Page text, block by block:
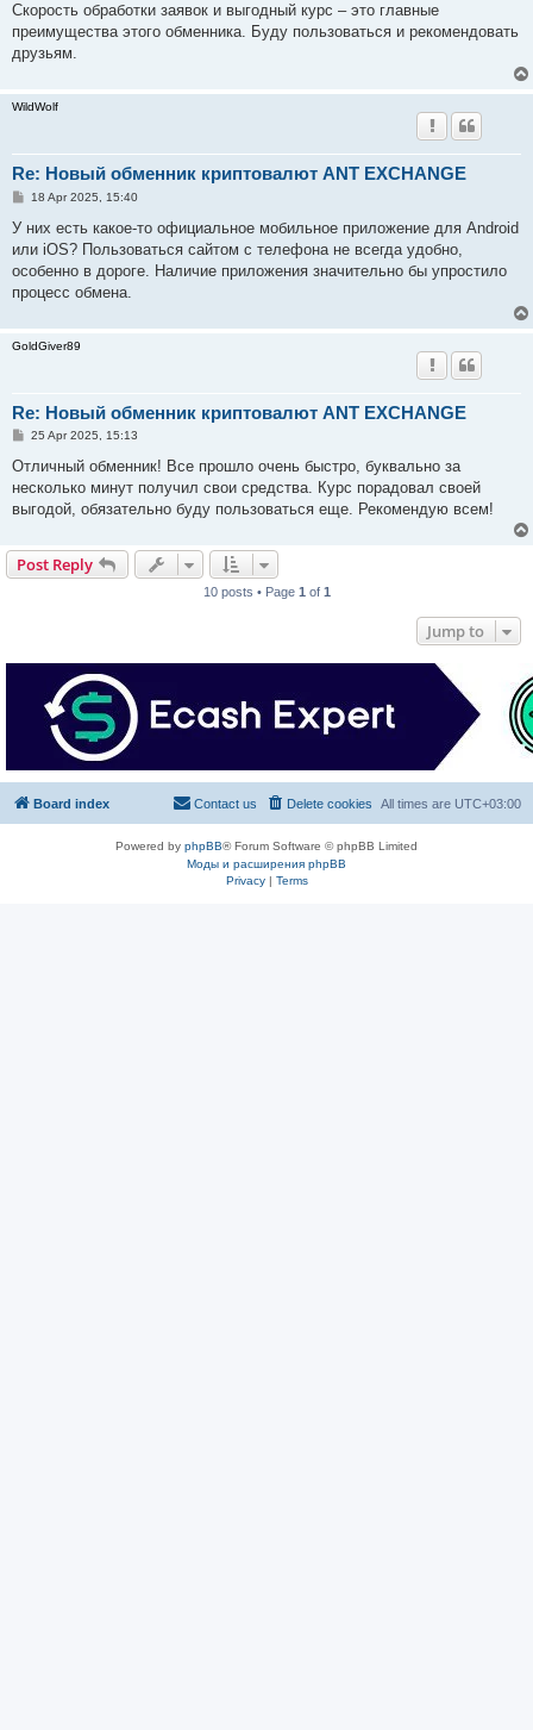
s
Скорость обработки заявок и выгодный курс – это главные
преимущества этого обменника. Буду пользоваться и рекомендовать
друзьям.
WildWolf
Re: Новый обменник криптовалют ANT EXCHANGE
P
s
18 Apr 2025, 15:40
У них есть какое-то официальное мобильное приложение для Android
или iOS? Пользоваться сайтом с телефона не всегда удобно,
особенно в дороге. Наличие приложения значительно бы упростило
процесс обмена.
GoldGiver89
Re: Новый обменник криптовалют ANT EXCHANGE
P
s
25 Apr 2025, 15:13
Отличный обменник! Все прошло очень быстро, буквально за
несколько минут получил свои средства. Курс порадовал своей
выгодой, обязательно буду пользоваться еще. Рекомендую всем!
Post Reply
10 posts • Page 1 of 1
Jump to
Board index All times are UTC+03:00
Delete cookies
Contact us
Powered by phpBB® Forum Software © phpBB Limited
Моды и расширения phpBB
Privacy| Terms